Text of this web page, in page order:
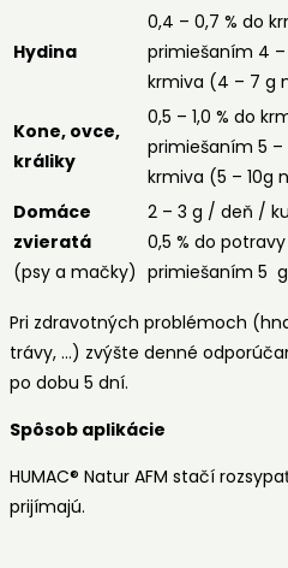
Hydina
0,4 – 0,7 % do
primiešaním 4
krmiva (4 – 7 g
Kone, ovce,
králiky
0,5 – 1,0 % do
primiešaním 5 –
krmiva (5 – 10g
Domáce
zvieratá
(psy a mačky)
2 – 3 g / deň /
0,5 % do potravy
primiešaním 5 g
Pri zdravotných problémoch
trávy, …) zvýšte denné
po dobu 5 dní.
Spôsob aplikácie
HUMAC® Natur AFM stačí
prijímajú.